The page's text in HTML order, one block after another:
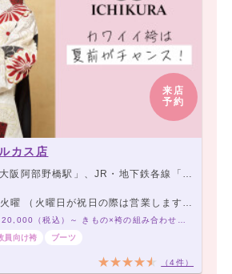
来店
予約
カス店
、JR・地下鉄各線「天王寺駅」、阪堺上町線「天王寺駅前駅」 よりすぐ
曜 （火曜日が祝日の際は営業します。）
袴レンタルプラン ￥20,000（税込）～ きもの×袴の組み合わせは21,000通り以上！アナタだけの袴コーデで最高の卒業式を！
員向け袴 ブーツ
（4件）